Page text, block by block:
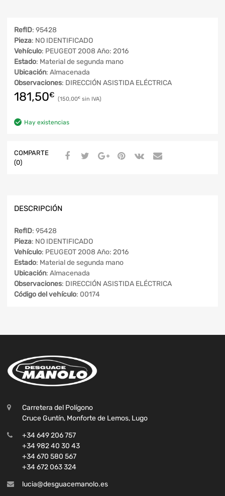
RefID: 95428
Pieza: NO IDENTIFICADO
Vehículo: PEUGEOT 2008 Año: 2016
Estado: Material de segunda mano
Ubicación: Almacenada
Observaciones: DIRECCIÓN ASISTIDA ELÉCTRICA
181,50€ 150,00€
Hay existencias
COMPARTE
(0)
DESCRIPCIÓN
RefID: 95428
Pieza: NO IDENTIFICADO
Vehículo: PEUGEOT 2008 Año: 2016
Estado: Material de segunda mano
Ubicación: Almacenada
Observaciones: DIRECCIÓN ASISTIDA ELÉCTRICA
Código del vehículo: 00174
Carretera del Polígono
Cruce Guntín, Monforte de Lemos, Lugo
+34 649 206 757
+34 982 40 30 43
+34 670 580 567
+34 672 063 324
lucia@desguacemanolo.es